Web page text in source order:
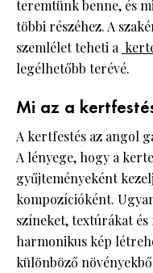
teremtünk benne, és
többi részéhez. A
szemlélet teheti a
legélhetőbb terévé.
Mi az a
A kertfestés az angol
A lényege, hogy a
gyűjteményeként
kompozícióként.
színeket, textúrákat
harmonikus kép
különböző